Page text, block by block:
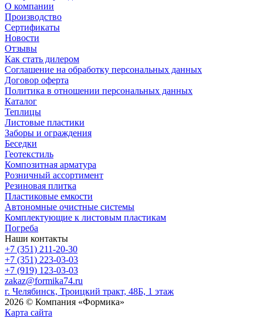
О компании
Производство
Сертификаты
Новости
Отзывы
Как стать дилером
Соглашение на обработку персональных данных
Договор оферта
Политика в отношении персональных данных
Каталог
Теплицы
Листовые пластики
Заборы и ограждения
Беседки
Геотекстиль
Композитная арматура
Розничный ассортимент
Резиновая плитка
Пластиковые емкости
Автономные очистные системы
Комплектующие к листовым пластикам
Погреба
Наши контакты
+7 (351) 211-20-30
+7 (351) 223-03-03
+7 (919) 123-03-03
zakaz@formika74.ru
г. Челябинск, Троицкий тракт, 48Б, 1 этаж
2026 © Компания «Формика»
Карта сайта